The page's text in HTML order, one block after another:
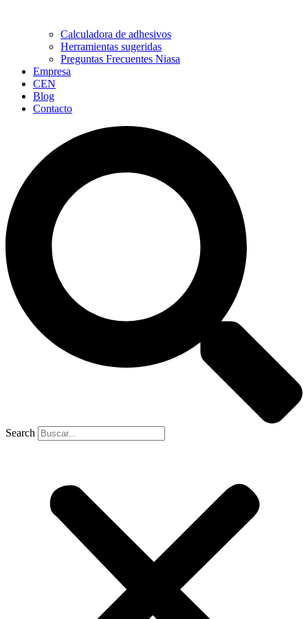
Calculadora de adhesivos
Herramientas sugeridas
Preguntas Frecuentes Niasa
Empresa
CEN
Blog
Contacto
Search